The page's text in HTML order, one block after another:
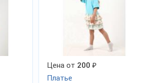
Цена от 200 ₽
Платье